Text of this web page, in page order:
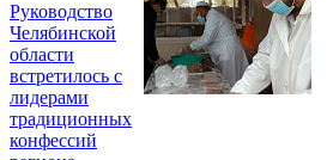
Руководство
Челябинской
области
встретилось с
лидерами
традиционных
конфессий